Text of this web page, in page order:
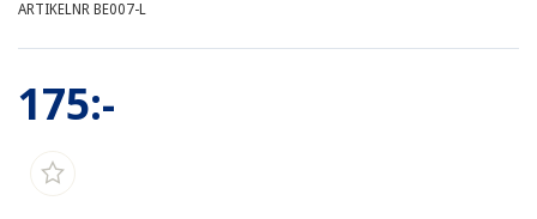
ARTIKELNR BE007-L
175:-